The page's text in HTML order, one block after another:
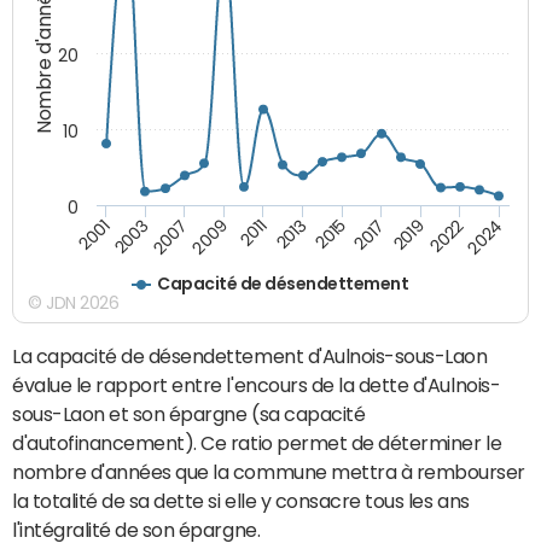
Nombre d'années
Capacité de désendettement
2001200320072009 2011 2013 2015 2017 201920222024
0
10
20
© JDN 2026
La capacité de désendettement d'Aulnois-sous-Laon
évalue le rapport entre l'encours de la dette d'Aulnois-
sous-Laon et son épargne (sa capacité
d'autofinancement). Ce ratio permet de déterminer le
nombre d'années que la commune mettra à rembourser
la totalité de sa dette si elle y consacre tous les ans
l'intégralité de son épargne.